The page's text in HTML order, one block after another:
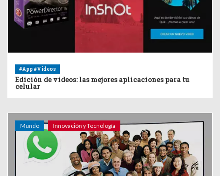
#App #Videos
Edición de videos: las mejores aplicaciones para tu
celular
Mundo Innovación y Tecnología